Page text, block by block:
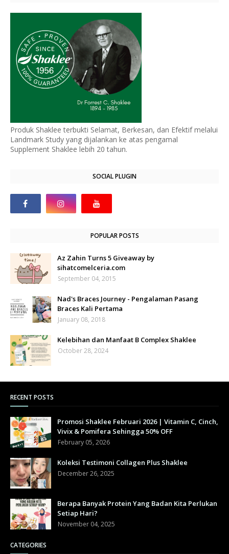
Produk Shaklee terbukti Selamat, Berkesan, dan Efektif melalui
Landmark Study yang dijalankan ke atas pengamal
Supplement Shaklee lebih 20 tahun.
SOCIAL PLUGIN
POPULAR POSTS
Az Zahin Turns 5 Giveaway by
sihatcomelceria.com
September 04, 2015
Nad's Braces Journey - Pengalaman Pasang
Braces Kali Pertama
January 08, 2018
Kelebihan dan Manfaat B Complex Shaklee
October 28, 2024
RECENT POSTS
Promosi Shaklee Februari 2026 | Vitamin C, Cinch,
Vivix & Pomifera Sehingga 50% OFF
February 05, 2026
Koleksi Testimoni Collagen Plus Shaklee
December 26, 2025
Berapa Banyak Protein Yang Badan Kita Perlukan
Setiap Hari?
November 04, 2025
CATEGORIES